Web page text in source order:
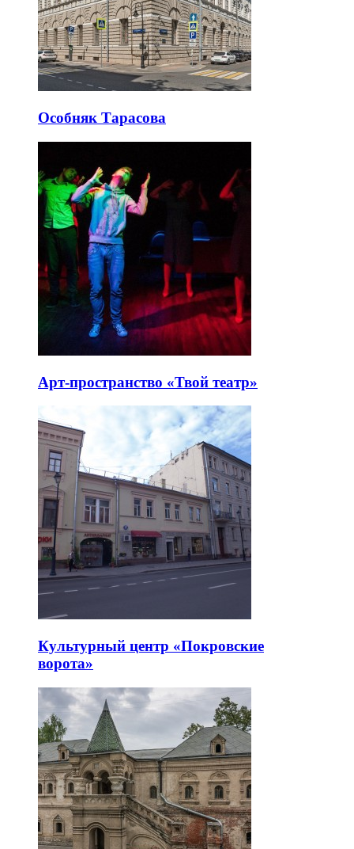
Особняк Тарасова
Арт-пространство «Твой театр»
Культурный центр «Покровские
ворота»